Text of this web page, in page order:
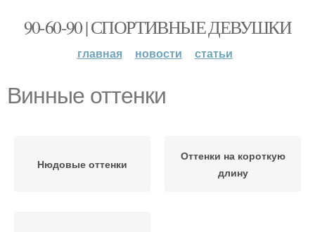
90-60-90 | СПОРТИВНЫЕ ДЕВУШКИ
главная новости статьи
Винные оттенки
Нюдовые оттенки
Оттенки на короткую
длину